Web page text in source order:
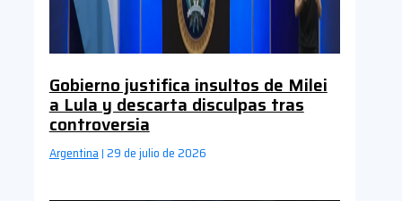
Gobierno justifica insultos de Milei
a Lula y descarta disculpas tras
controversia
Argentina | 29 de julio de 2026